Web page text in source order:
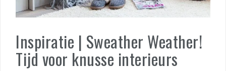
Inspiratie | Sweather Weather!
Tijd voor knusse interieurs